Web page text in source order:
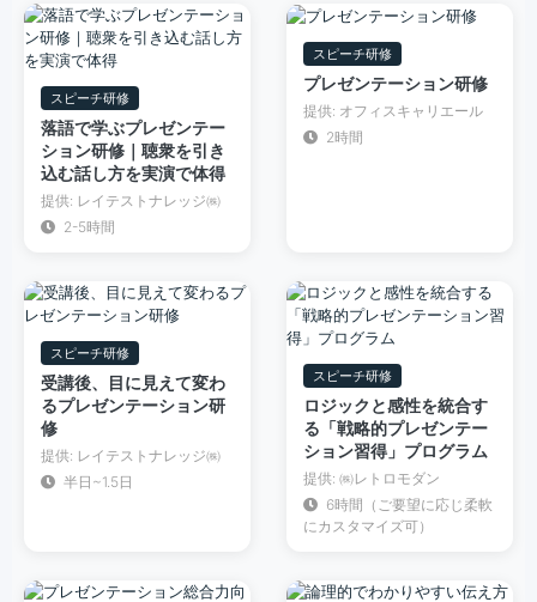
スピーチ研修
落語で学ぶプレゼンテー
ション研修｜聴衆を引き
込む話し方を実演で体得
提供: レイテストナレッジ㈱
2-5時間
スピーチ研修
プレゼンテーション研修
提供: オフィスキャリエール
2時間
スピーチ研修
受講後、目に見えて変わ
るプレゼンテーション研
修
提供: レイテストナレッジ㈱
半日~1.5日
スピーチ研修
ロジックと感性を統合す
る「戦略的プレゼンテー
ション習得」プログラム
提供: ㈱レトロモダン
6時間（ご要望に応じ柔軟
にカスタマイズ可）